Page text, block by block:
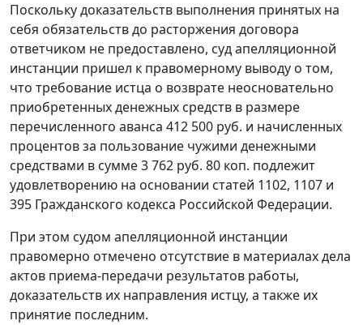
Поскольку доказательств выполнения принятых на
себя обязательств до расторжения договора
ответчиком не предоставлено, суд апелляционной
инстанции пришел к правомерному выводу о том,
что требование истца о возврате неосновательно
приобретенных денежных средств в размере
перечисленного аванса 412 500 руб. и начисленных
процентов за пользование чужими денежными
средствами в сумме 3 762 руб. 80 коп. подлежит
удовлетворению на основании статей 1102, 1107 и
395 Гражданского кодекса Российской Федерации.
При этом судом апелляционной инстанции
правомерно отмечено отсутствие в материалах дела
актов приема-передачи результатов работы,
доказательств их направления истцу, а также их
принятие последним.